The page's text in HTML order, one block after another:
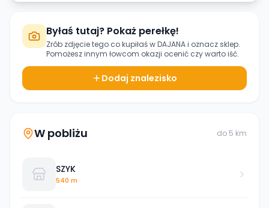
Byłaś tutaj? Pokaż perełkę!
Zrób zdjęcie tego co kupiłaś wDAJANAi oznacz sklep.
Pomożesz innym łowcom okazji ocenić czy warto iść.
Dodaj znalezisko
W pobliżu do 5 km
SZYK
540 m